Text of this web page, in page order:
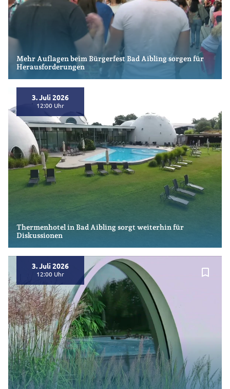
Mehr Auflagen beim Bürgerfest Bad Aibling sorgen für
Herausforderungen
3. Juli 2026
12:00
Thermenhotel in Bad Aibling sorgt weiterhin für
Diskussionen
bookmark_border
3. Juli 2026
12:00